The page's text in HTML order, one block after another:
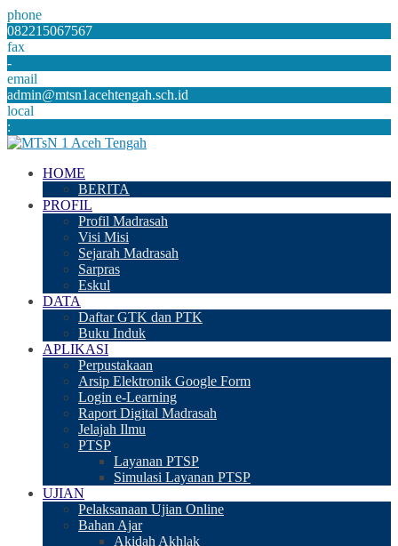
phone
082215067567
fax
-
email
admin@mtsn1acehtengah.sch.id
local
:
HOME
BERITA
PROFIL
Profil Madrasah
Visi Misi
Sejarah Madrasah
Sarpras
Eskul
DATA
Daftar GTK dan PTK
Buku Induk
APLIKASI
Perpustakaan
Arsip Elektronik Google Form
Login e-Learning
Raport Digital Madrasah
Jelajah Ilmu
PTSP
Layanan PTSP
Simulasi Layanan PTSP
UJIAN
Pelaksanaan Ujian Online
Bahan Ajar
Akidah Akhlak